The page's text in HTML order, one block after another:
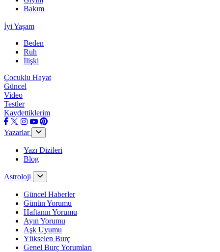
Bakım
İyi Yaşam
Beden
Ruh
İlişki
Çocuklu Hayat
Güncel
Video
Testler
Kaydettiklerim
Yazarlar
Yazı Dizileri
Blog
Astroloji
Güncel Haberler
Günün Yorumu
Haftanın Yorumu
Ayın Yorumu
Aşk Uyumu
Yükselen Burç
Genel Burç Yorumları